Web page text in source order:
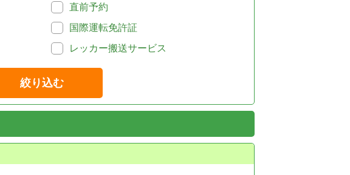
直前予約
国際運転免許証
レッカー搬送サービス
絞り込む